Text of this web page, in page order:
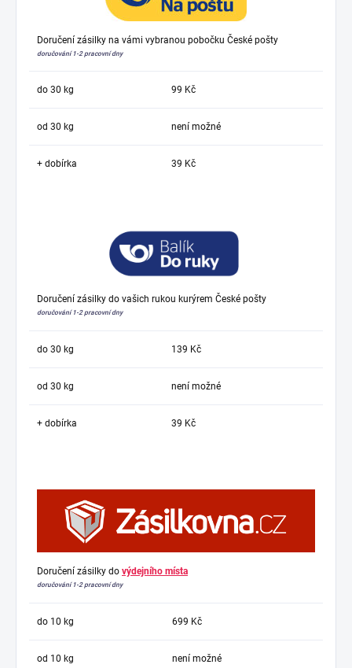
Doručení zásilky na vámi vybranou pobočku České pošty
doručování 1-2 pracovní dny
do 30 kg 99 Kč
od 30 kg není možné
+ dobírka 39 Kč
Doručení zásilky do vašich rukou kurýrem České pošty
doručování 1-2 pracovní dny
do 30 kg 139 Kč
od 30 kg není možné
+ dobírka 39 Kč
Doručení zásilky do výdejního místa
doručování 1-2 pracovní dny
do 10 kg 699 Kč
od 10 kg není možné